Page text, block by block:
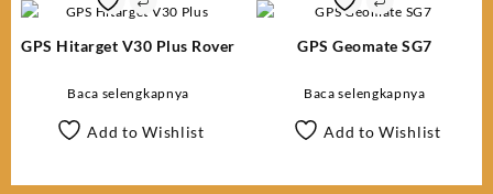
GPS Hitarget V30 Plus Rover
Baca selengkapnya
Add to Wishlist
GPS Geomate SG7
Baca selengkapnya
Add to Wishlist